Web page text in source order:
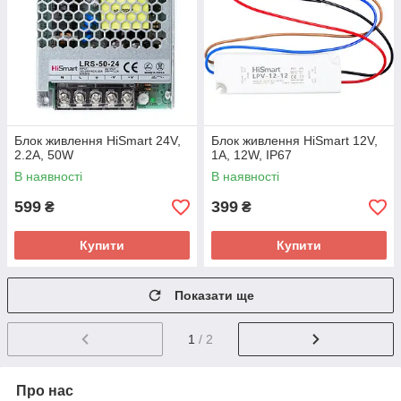
Блок живлення HiSmart 24V,
2.2A, 50W
В наявності
599 ₴
Купити
Блок живлення HiSmart 12V,
1А, 12W, IP67
В наявності
399 ₴
Купити
Показати ще
1 / 2
Про нас